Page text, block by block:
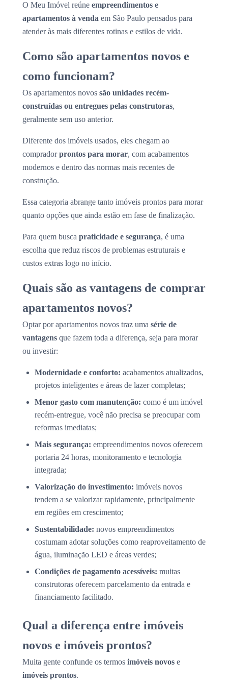
O Meu Imóvel reúne empreendimentos e
apartamentos à venda em São Paulo pensados para
atender às mais diferentes rotinas e estilos de vida.
Como são apartamentos novos e
como funcionam?
Os apartamentos novos são unidades recém-
construídas ou entregues pelas construtoras,
geralmente sem uso anterior.
Diferente dos imóveis usados, eles chegam ao
compradorprontos para morar, com acabamentos
modernos e dentro das normas mais recentes de
construção.
Essa categoria abrange tanto imóveis prontos para morar
quanto opções que ainda estão em fase de finalização.
Para quem busca praticidade e segurança, é uma
escolha que reduz riscos de problemas estruturais e
custos extras logo no início.
Quais são as vantagens de comprar
apartamentos novos?
Optar por apartamentos novos traz uma série de
vantagens que fazem toda a diferença, seja para morar
ou investir:
Modernidade e conforto: acabamentos atualizados,
projetos inteligentes e áreas de lazer completas;
Menor gasto com manutenção: como é um imóvel
recém-entregue, você não precisa se preocupar com
reformas imediatas;
Mais segurança: empreendimentos novos oferecem
portaria 24 horas, monitoramento e tecnologia
integrada;
Valorização do investimento: imóveis novos
tendem a se valorizar rapidamente, principalmente
em regiões em crescimento;
Sustentabilidade: novos empreendimentos
costumam adotar soluções como reaproveitamento de
água, iluminação LED e áreas verdes;
Condições de pagamento acessíveis: muitas
construtoras oferecem parcelamento da entrada e
financiamento facilitado.
Qual a diferença entre imóveis
novos e imóveis prontos?
Muita gente confunde os termos imóveis novos e
imóveis prontos.